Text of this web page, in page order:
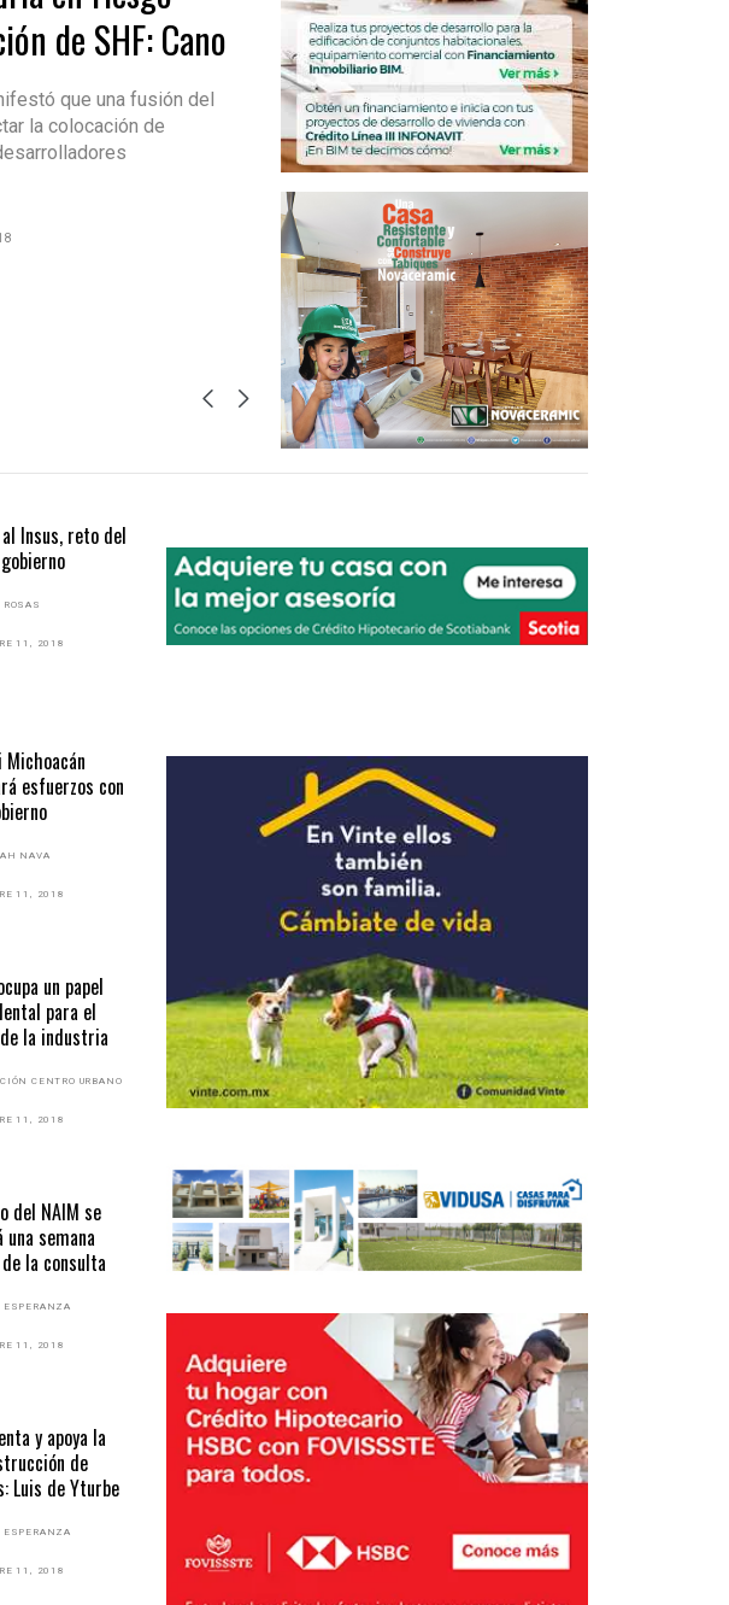
de SHF: Cano
que una fusión del
la colocación de
Insus, reto del
ROSAS
11, 2018
Michoacán
esfuerzos con
NAVA
11, 2018
un papel
para el
la industria
CENTRO URBANO
11, 2018
del NAIM se
una semana
la consulta
ESPERANZA
11, 2018
y apoya la
de
Luis de Yturbe
ESPERANZA
11, 2018